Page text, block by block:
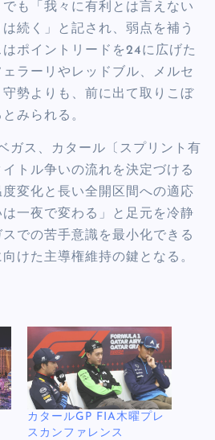
も「我々に有利とは言えない
続く」と記され、弱点を補う
ポイントリードを24に広げた
ラーリやレッドブル、メルセ
勢よりも、前に出て取りこぼ
みられる。
ガス、カタール〔スプリント有
トル争いの流れを決定づける
変化と長い全開区間への適応
一夜で変わる」と足元を冷静
での苦手意識を最小化できる
けた主導権維持の鍵となる。
カタールGP FIA木曜プレ
スカンファレンス